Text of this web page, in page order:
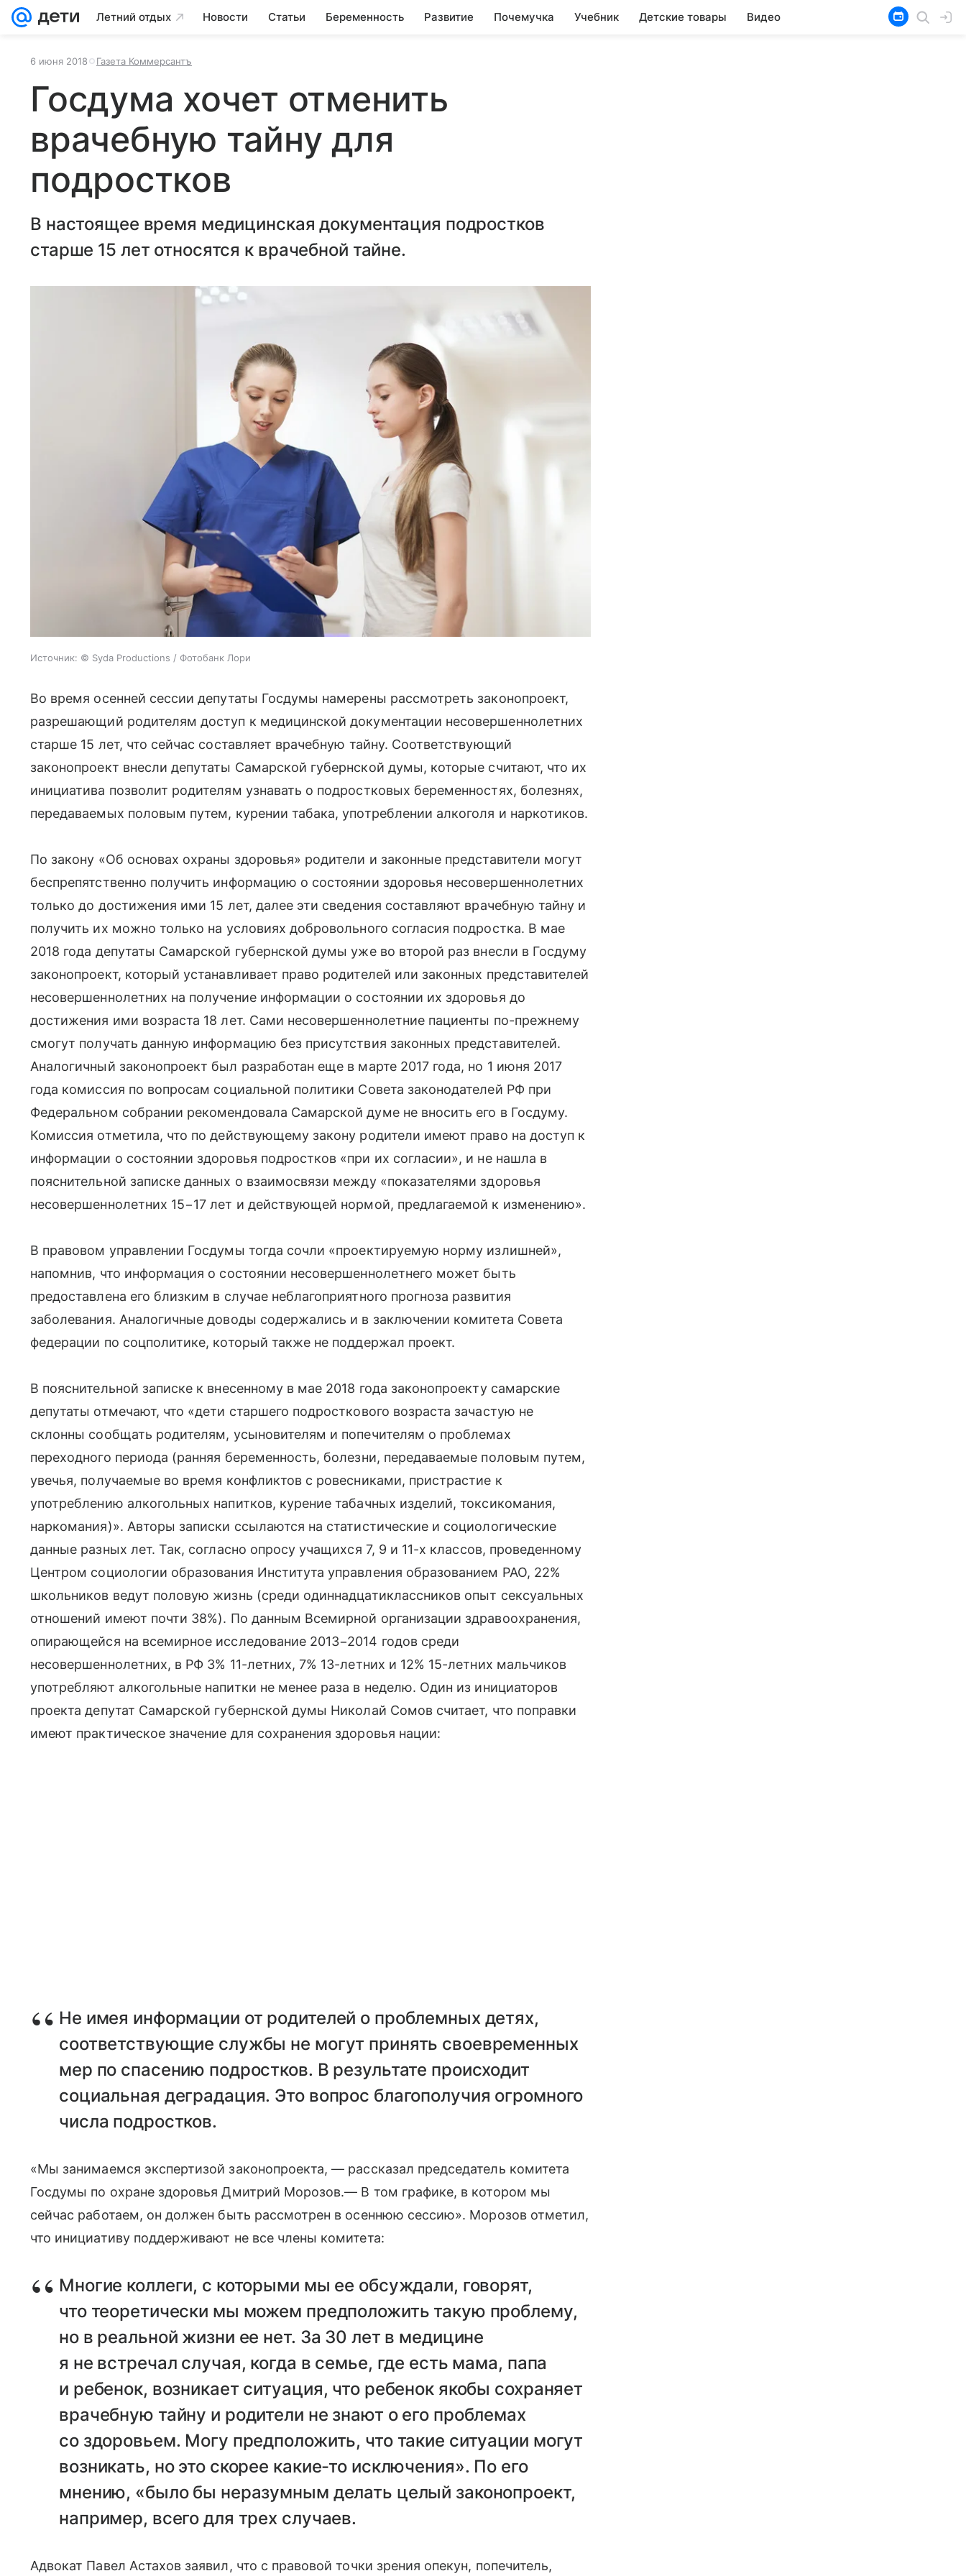
Летний отдых Новости Статьи Беременность Развитие Почемучка Учебник Детские товары Видео
6 июня 2018 Газета Коммерсантъ
Госдума хочет отменить
врачебную тайну для
подростков
В настоящее время медицинская документация подростков
старше 15 лет относятся к врачебной тайне.
Источник: © Syda Productions / Фотобанк Лори
Во время осенней сессии депутаты Госдумы намерены рассмотреть законопроект,
разрешающий родителям доступ к медицинской документации несовершеннолетних
старше 15 лет, что сейчас составляет врачебную тайну. Соответствующий
законопроект внесли депутаты Самарской губернской думы, которые считают, что их
инициатива позволит родителям узнавать о подростковых беременностях, болезнях,
передаваемых половым путем, курении табака, употреблении алкоголя и наркотиков.
По закону «Об основах охраны здоровья» родители и законные представители могут
беспрепятственно получить информацию о состоянии здоровья несовершеннолетних
только до достижения ими 15 лет, далее эти сведения составляют врачебную тайну и
получить их можно только на условиях добровольного согласия подростка. В мае
2018 года депутаты Самарской губернской думы уже во второй раз внесли в Госдуму
законопроект, который устанавливает право родителей или законных представителей
несовершеннолетних на получение информации о состоянии их здоровья до
достижения ими возраста 18 лет. Сами несовершеннолетние пациенты по-прежнему
смогут получать данную информацию без присутствия законных представителей.
Аналогичный законопроект был разработан еще в марте 2017 года, но 1 июня 2017
года комиссия по вопросам социальной политики Совета законодателей РФ при
Федеральном собрании рекомендовала Самарской думе не вносить его в Госдуму.
Комиссия отметила, что по действующему закону родители имеют право на доступ к
информации о состоянии здоровья подростков «при их согласии», и не нашла в
пояснительной записке данных о взаимосвязи между «показателями здоровья
несовершеннолетних 15−17 лет и действующей нормой, предлагаемой к изменению».
В правовом управлении Госдумы тогда сочли «проектируемую норму излишней»,
напомнив, что информация о состоянии несовершеннолетнего может быть
предоставлена его близким в случае неблагоприятного прогноза развития
заболевания. Аналогичные доводы содержались и в заключении комитета Совета
федерации по соцполитике, который также не поддержал проект.
В пояснительной записке к внесенному в мае 2018 года законопроекту самарские
депутаты отмечают, что «дети старшего подросткового возраста зачастую не
склонны сообщать родителям, усыновителям и попечителям о проблемах
переходного периода (ранняя беременность, болезни, передаваемые половым путем,
увечья, получаемые во время конфликтов с ровесниками, пристрастие к
употреблению алкогольных напитков, курение табачных изделий, токсикомания,
наркомания)». Авторы записки ссылаются на статистические и социологические
данные разных лет. Так, согласно опросу учащихся 7, 9 и 11-х классов, проведенному
Центром социологии образования Института управления образованием РАО, 22%
школьников ведут половую жизнь (среди одиннадцатиклассников опыт сексуальных
отношений имеют почти 38%). По данным Всемирной организации здравоохранения,
опирающейся на всемирное исследование 2013−2014 годов среди
несовершеннолетних, в РФ 3% 11-летних, 7% 13-летних и 12% 15-летних мальчиков
употребляют алкогольные напитки не менее раза в неделю. Один из инициаторов
проекта депутат Самарской губернской думы Николай Сомов считает, что поправки
имеют практическое значение для сохранения здоровья нации:
Не имея информации от родителей о проблемных детях,
соответствующие службы не могут принять своевременных
мер по спасению подростков. В результате происходит
социальная деградация. Это вопрос благополучия огромного
числа подростков.
«Мы занимаемся экспертизой законопроекта, — рассказал председатель комитета
Госдумы по охране здоровья Дмитрий Морозов.— В том графике, в котором мы
сейчас работаем, он должен быть рассмотрен в осеннюю сессию». Морозов отметил,
что инициативу поддерживают не все члены комитета:
Многие коллеги, с которыми мы ее обсуждали, говорят,
что теоретически мы можем предположить такую проблему,
но в реальной жизни ее нет. За 30 лет в медицине
я не встречал случая, когда в семье, где есть мама, папа
и ребенок, возникает ситуация, что ребенок якобы сохраняет
врачебную тайну и родители не знают о его проблемах
со здоровьем. Могу предположить, что такие ситуации могут
возникать, но это скорее какие-то исключения». По его
мнению, «было бы неразумным делать целый законопроект,
например, всего для трех случаев.
Адвокат Павел Астахов заявил, что с правовой точки зрения опекун, попечитель,